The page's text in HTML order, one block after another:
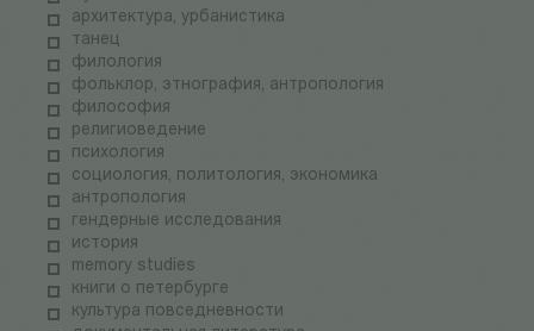
архитектура, урбанистика
танец
филология
фольклор, этнография, антропология
философия
религиоведение
психология
социология, политология, экономика
антропология
гендерные исследования
история
memory studies
книги о петербурге
культура повседневности